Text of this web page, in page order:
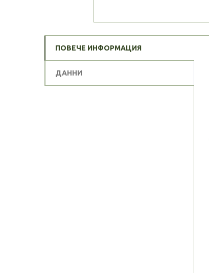
ПОВЕЧЕ ИНФОРМАЦИЯ
ДАННИ